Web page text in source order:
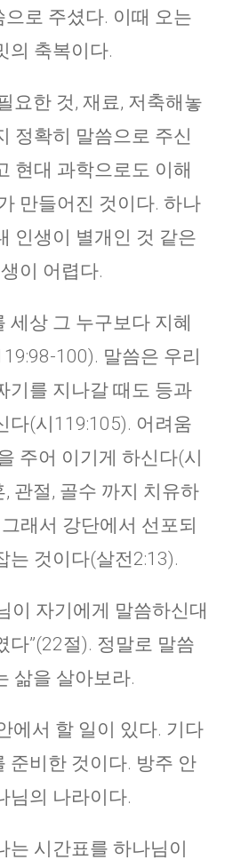
로 주셨다. 이때 오는
의 축복이다.
요한 것, 재료, 저축해놓
정확히 말씀으로 주신
현대 과학으로도 이해
만들어진 것이다. 하나
인생이 별개인 것 같은
이 어렵다.
세상 그 누구보다 지혜
100). 말씀은 우리
기를 지나갈 때도 등과
다(시119:105). 어려움
주어 이기게 하신다(시
, 관절, 골수 까지 치유하
래서 강단에서 선포되
는 것이다(살전2:13).
이 자기에게 말씀하신대
다”(22절). 정말로 말씀
삶을 살아보라.
에서 할 일이 있다. 기다
준비한 것이다. 방주 안
님의 나라이다.
시간표를 하나님이